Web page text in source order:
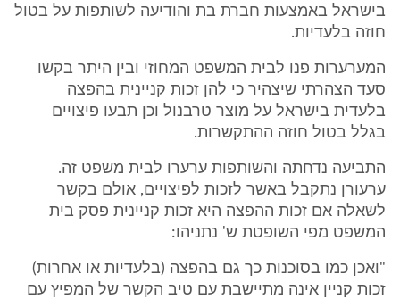
בישראל באמצעות חברת בת והודיעה לשותפות על בטול
חוזה בלעדיות.
המערערות פנו לבית המשפט המחוזי ובין היתר בקשו
סעד הצהרתי שיצהיר כי להן זכות קניינית בהפצה
בלעדית בישראל על מוצר טרבנול וכן תבעו פיצויים
בגלל בטול חוזה ההתקשרות.
התביעה נדחתה והשותפות ערערו לבית משפט זה.
ערעורן נתקבל באשר לזכות לפיצויים, אולם בקשר
לשאלה אם זכות ההפצה היא זכות קניינית פסק בית
המשפט מפי השופטת ש' נתניהו:
"ואכן כמו בסוכנות כך גם בהפצה (בלעדיות או אחרות)
זכות קניין אינה מתיישבת עם טיב הקשר של המפיץ עם